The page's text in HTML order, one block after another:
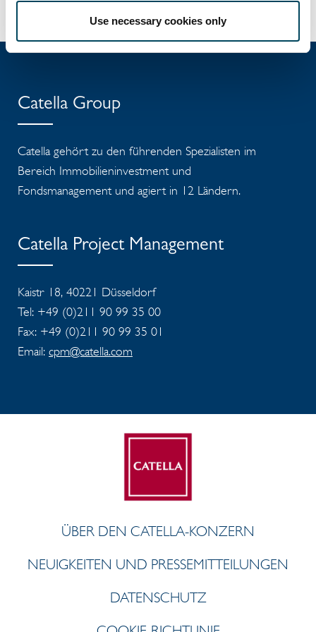
Use necessary cookies only
Catella Group
Catella gehört zu den führenden Spezialisten im
Bereich Immobilieninvestment und
Fondsmanagement und agiert in 12 Ländern.
Catella Project Management
Kaistr 18, 40221 Düsseldorf
Tel: +49 (0)211 90 99 35 00
Fax: +49 (0)211 90 99 35 01
Email: cpm@catella.com
ÜBER DEN CATELLA-KONZERN
NEUIGKEITEN UND PRESSEMITTEILUNGEN
DATENSCHUTZ